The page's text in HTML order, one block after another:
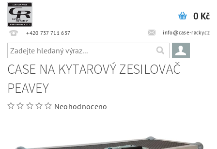
+420 737 711 637 info@case-racky.cz
0 Kč
CASE NA KYTAROVÝ ZESILOVAČ
PEAVEY
Neohodnoceno